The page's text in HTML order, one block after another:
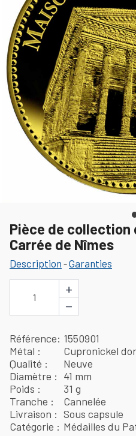
Pièce de collection
Carrée de Nîmes
Description -Garanties
1
+
−
Référence 1550901
Métal
Cupronickel
Qualité
Neuve
Diamètre
41 mm
Poids
31 g
Tranche
Cannelée
Livraison
Sous capsule
Catégorie
Médailles du